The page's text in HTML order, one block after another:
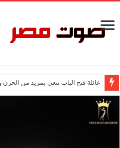
عائلة فتح الباب تنعي بمزيد من